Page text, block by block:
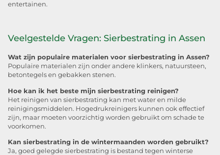
entertainen.
Veelgestelde Vragen: Sierbestrating in Assen
Wat zijn populaire materialen voor sierbestrating in Assen?
Populaire materialen zijn onder andere klinkers, natuursteen,
betontegels en gebakken stenen.
Hoe kan ik het beste mijn sierbestrating reinigen?
Het reinigen van sierbestrating kan met water en milde
reinigingsmiddelen. Hogedrukreinigers kunnen ook effectief
zijn, maar moeten voorzichtig worden gebruikt om schade te
voorkomen.
Kan sierbestrating in de wintermaanden worden gebruikt?
Ja, goed gelegde sierbestrating is bestand tegen winterse